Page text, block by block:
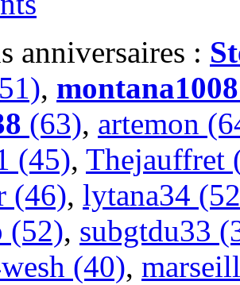
anniversaires :
,montana1008
(63),artemon
(45),Thejauffret
(46), lytana34
(52), subgtdu33
(40),
(44),R45-30